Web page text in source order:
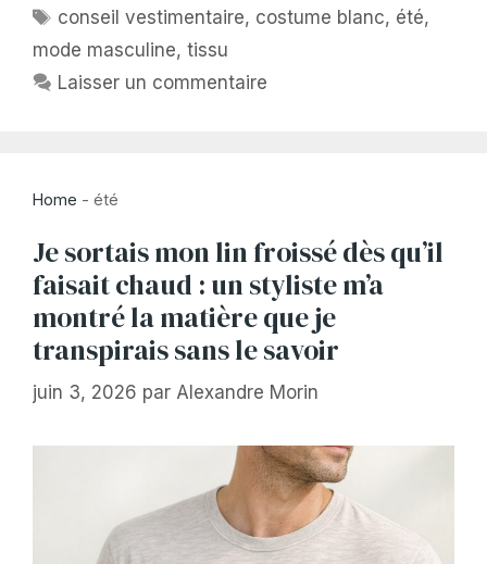
Étiquettes
conseil vestimentaire, costume blanc, été,
mode masculine, tissu
Laisser un commentaire
Home - été
Je sortais mon lin froissé dès qu’il
faisait chaud : un styliste m’a
montré la matière que je
transpirais sans le savoir
juin 3, 2026 par Alexandre Morin